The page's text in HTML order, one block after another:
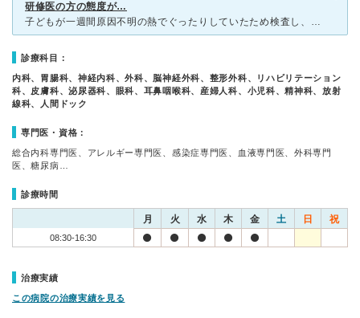
研修医の方の態度が…
子どもが一週間原因不明の熱でぐったりしていたため検査し、入院しました。初診で研修医の方にあたり、不慣れな感じでしたが一生懸命見てもらっているなと感じました。看護師さんや先生は話しやすく何でも相談できて
診療科目：
内科、胃腸科、神経内科、外科、脳神経外科、整形外科、リハビリテーション
科、皮膚科、泌尿器科、眼科、耳鼻咽喉科、産婦人科、小児科、精神科、放射
線科、人間ドック
専門医・資格：
総合内科専門医、アレルギー専門医、感染症専門医、血液専門医、外科専門
医、糖尿病…
診療時間
月 火 水 木 金 土 日 祝
08:30-16:30
治療実績
この病院の治療実績を見る